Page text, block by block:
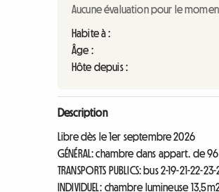
Aucune évaluation pour le
Habite à :
Âge :
Hôte depuis :
Description
Libre dès le 1er septembre 2026
GÉNÉRAL: chambre dans appart. de
TRANSPORTS PUBLICS: bus 2-19-21-
INDIVIDUEL: chambre lumineuse